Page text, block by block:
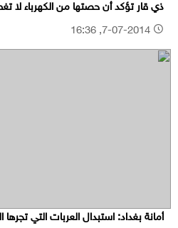
ذي قار تؤكد أن حصتها من الكهرباء لا
أمانة بغداد: استبدال العربات التي